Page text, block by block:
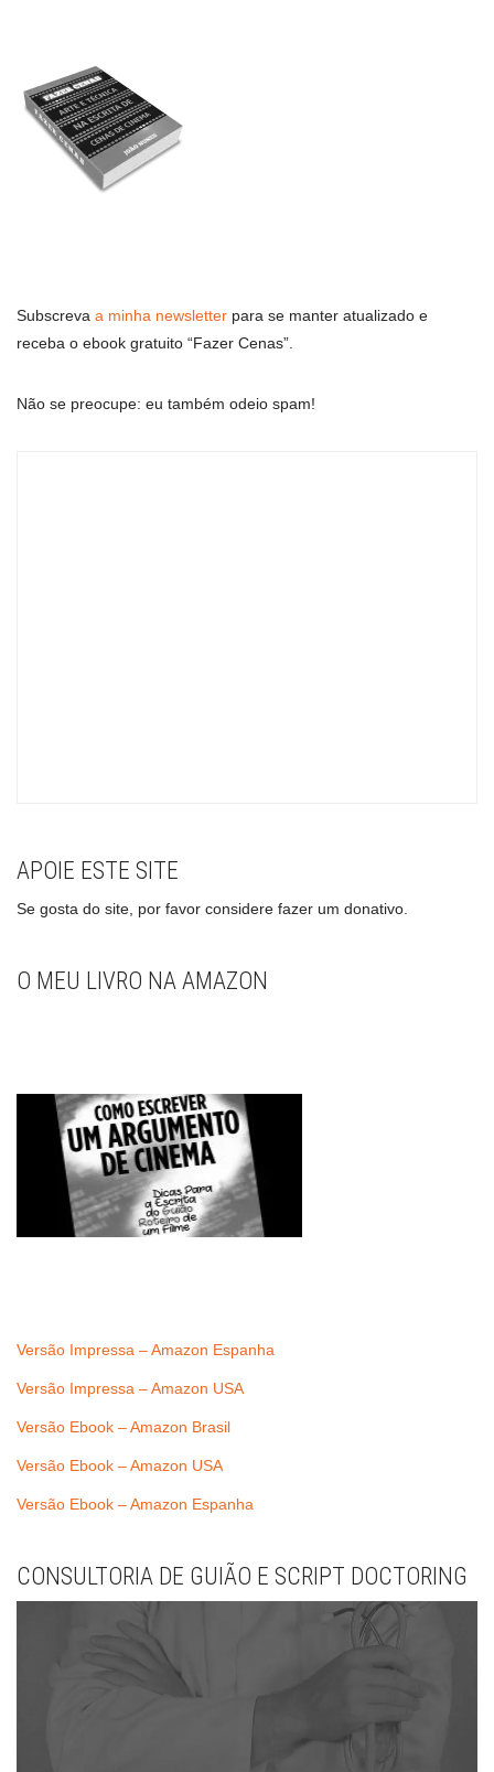
Subscreva a minha newsletter para se manter atualizado e
receba o ebook gratuito “Fazer Cenas”.
Não se preocupe: eu também odeio spam!
APOIE ESTE SITE
Se gosta do site, por favor considere fazer um donativo.
O MEU LIVRO NA AMAZON
Versão Impressa – Amazon Espanha
Versão Impressa – Amazon USA
Versão Ebook – Amazon Brasil
Versão Ebook – Amazon USA
Versão Ebook – Amazon Espanha
CONSULTORIA DE GUIÃO E SCRIPT DOCTORING